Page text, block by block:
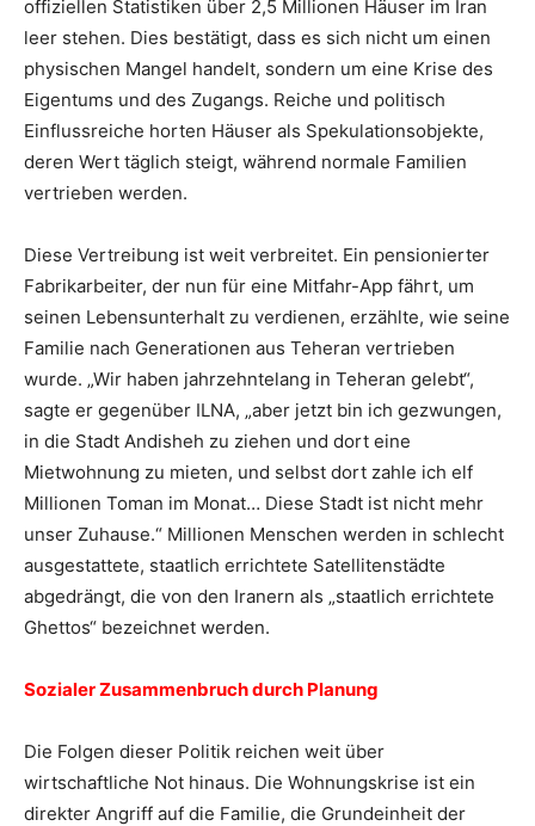
offiziellen Statistiken über 2,5 Millionen Häuser im Iran
leer stehen. Dies bestätigt, dass es sich nicht um einen
physischen Mangel handelt, sondern um eine Krise des
Eigentums und des Zugangs. Reiche und politisch
Einflussreiche horten Häuser als Spekulationsobjekte,
deren Wert täglich steigt, während normale Familien
vertrieben werden.
Diese Vertreibung ist weit verbreitet. Ein pensionierter
Fabrikarbeiter, der nun für eine Mitfahr-App fährt, um
seinen Lebensunterhalt zu verdienen, erzählte, wie seine
Familie nach Generationen aus Teheran vertrieben
wurde. „Wir haben jahrzehntelang in Teheran gelebt“,
sagte er gegenüber ILNA, „aber jetzt bin ich gezwungen,
in die Stadt Andisheh zu ziehen und dort eine
Mietwohnung zu mieten, und selbst dort zahle ich elf
Millionen Toman im Monat… Diese Stadt ist nicht mehr
unser Zuhause.“ Millionen Menschen werden in schlecht
ausgestattete, staatlich errichtete Satellitenstädte
abgedrängt, die von den Iranern als „staatlich errichtete
Ghettos“ bezeichnet werden.
Sozialer Zusammenbruch durch Planung
Die Folgen dieser Politik reichen weit über
wirtschaftliche Not hinaus. Die Wohnungskrise ist ein
direkter Angriff auf die Familie, die Grundeinheit der